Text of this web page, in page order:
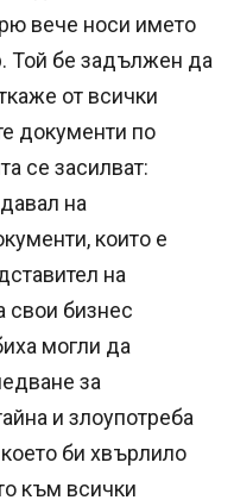
вече носи името
Той бе задължен да
от всички
документи по
се засилват:
на
които е
на
свои бизнес
могли да
за
и злоупотреба
би хвърлило
към всички